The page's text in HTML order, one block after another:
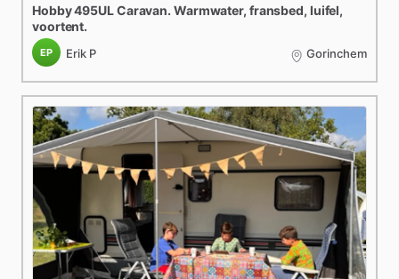
Hobby495ULCaravan. Warmwater​,​ fransbed​,​ luifel​,​
voortent.
EP Erik P Gorinchem